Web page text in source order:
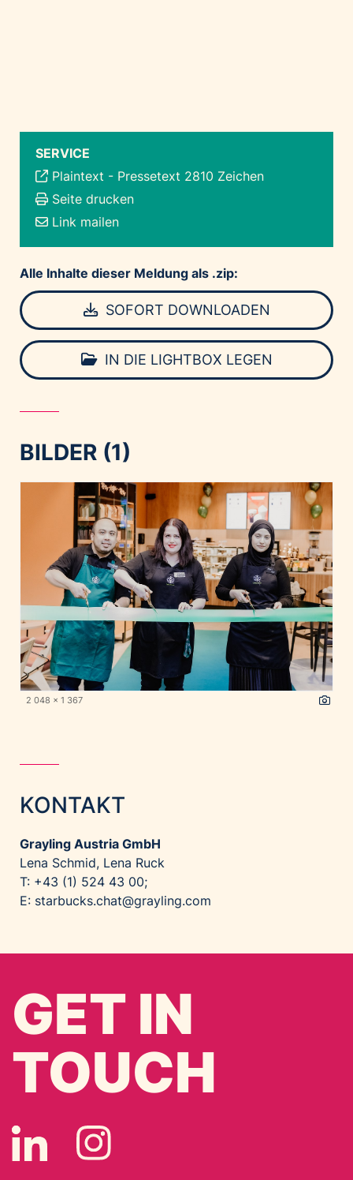
SERVICE
Plaintext - Pressetext 2810 Zeichen
Seite drucken
Link mailen
Alle Inhalte dieser Meldung als .zip:
SOFORT DOWNLOADEN
IN DIE LIGHTBOX LEGEN
BILDER (1)
2 048 x 1 367
KONTAKT
Grayling Austria GmbH
Lena Schmid, Lena Ruck
T: +43 (1) 524 43 00;
E: starbucks.chat@grayling.com
GET IN
TOUCH